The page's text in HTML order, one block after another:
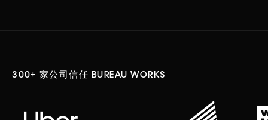
300+ 家公司信任 BUREAU WORKS